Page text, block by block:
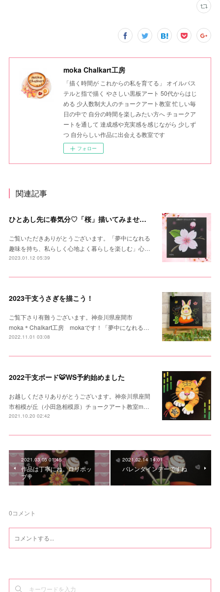
moka Chalkart工房
「描く時間が これからの私を育てる」 オイルパス
テルと指で描く やさしい黒板アート 50代からはじ
める 少人数制大人のチョークアート教室 忙しい毎
日の中で 自分の時間を楽しみたい方へ チョークア
ートを通して 達成感や充実感を感じながら 少しず
つ 自分らしい作品に出会える教室です
フォロー
関連記事
ひとあし先に春気分♡「桜」描いてみませんか？
ご覧いただきありがとうございます。「夢中になれる
趣味を持ち、私らしく心地よく暮らしを楽しむ」心…
2023.01.12 05:39
2023干支うさぎを描こう！
ご覧下さり有難うございます。神奈川県座間市
moka＊Chalkart工房 mokaです！「夢中になれる…
2022.11.01 03:08
2022干支ボード🐯WS予約始めました
お越しくださりありがとうございます。神奈川県座間
市相模が丘（小田急相模原）チョークアート教室m…
2021.10.20 02:42
2021.03.05 01:45
作品は丁寧にね。ロリポッ
プ🍭
2021.02.14 14:01
バレンタインデーですね
0コメント